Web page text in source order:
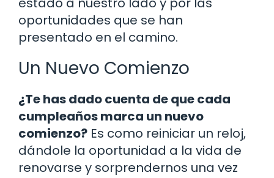
oportunidades que se han
presentado en el camino.
Un Nuevo Comienzo
¿Te has dado cuenta de que cada
cumpleaños marca un nuevo
comienzo? Es como reiniciar un reloj,
dándole la oportunidad a la vida de
renovarse y sorprendernos una vez